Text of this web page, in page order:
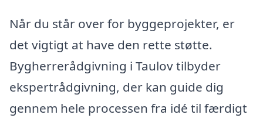
Når du står over for byggeprojekter, er
det vigtigt at have den rette støtte.
Bygherrerådgivning i Taulov tilbyder
ekspertrådgivning, der kan guide dig
gennem hele processen fra idé til færdigt